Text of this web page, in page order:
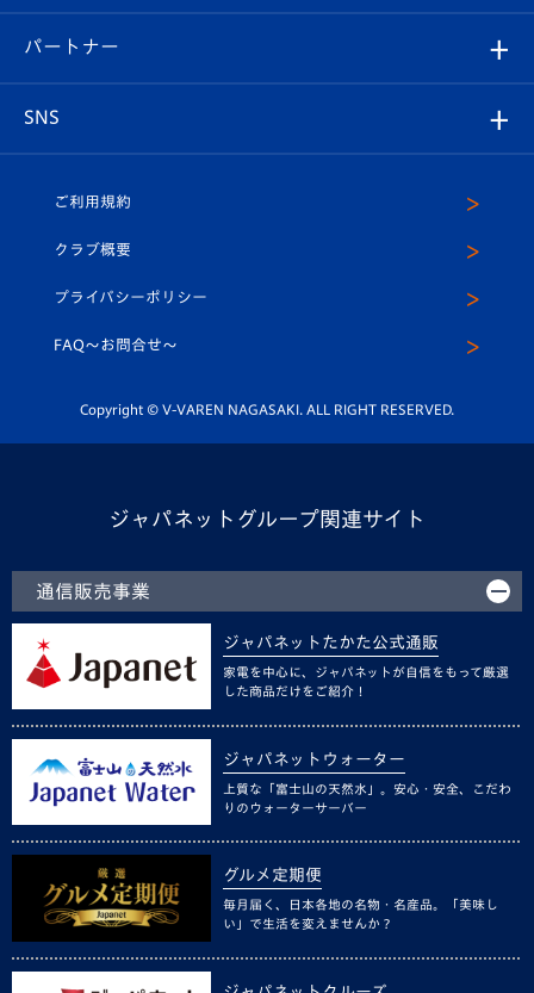
メディア
ホームタウン
マスコット紹介
平和祈念活動
ホームタウン活動
ヴィヴィくんの長崎おもてなしガイド
スタジアムグルメ
V-LOVERS（ファンクラブ）
プレイヤーズスイート
店舗情報
育成からのお知らせ
U-18
スクール
パートナー
SNS
ヴィヴィくんインスタグラム
公式LINE＠
ご利用規約
クラブ概要
プライバシーポリシー
FAQ〜お問合せ〜
Copyright © V-VAREN NAGASAKI. ALL RIGHT RESERVED.
ジャパネットグループ関連サイト
通信販売事業
ジャパネットたかた公式通販
家電を中心に、ジャパネットが自信をもって厳選
した商品だけをご紹介！
ジャパネットウォーター
上質な「富士山の天然水」。安心・安全、こだわ
りのウォーターサーバー
グルメ定期便
毎月届く、日本各地の名物・名産品。「美味し
い」で生活を変えませんか？